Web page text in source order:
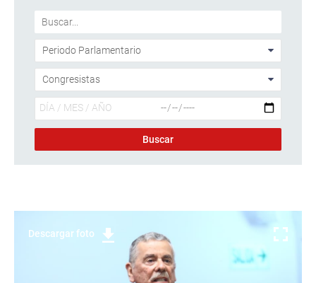
Descargar foto